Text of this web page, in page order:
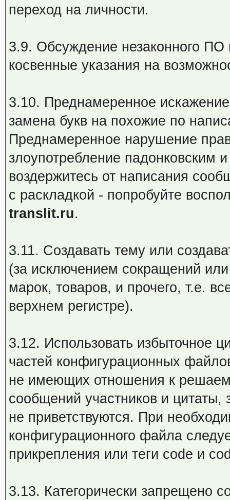
переход на личности.
3.9. Обсуждение незаконного
косвенные указания на
3.10. Преднамеренное
замена букв на похожие по
Преднамеренное нарушение
злоупотребление падонковским
воздержитесь от написания
с раскладкой - попробуйте
translit.ru.
3.11. Создавать тему или
(за исключением сокращений
марок, товаров, и прочего, т.е.
верхнем регистре).
3.12. Использовать избыточное
частей конфигурационных
не имеющих отношения к
сообщений участников и
не приветствуются. При
конфигурационного файла
прикрепления или теги code и
3.13. Категорически запрещено